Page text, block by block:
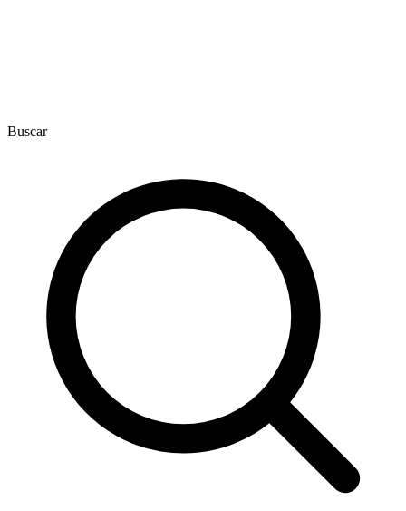
Buscar